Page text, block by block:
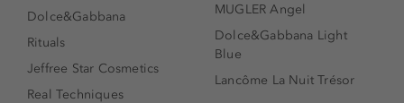
Dolce&Gabbana
Rituals
Jeffree Star Cosmetics
Real Techniques
MUGLER Angel
Dolce&Gabbana Light
Blue
Lancôme La Nuit Trésor